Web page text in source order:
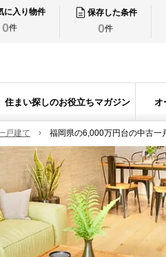
に入り物件
0件
保存した条件
0件
住まい探しのお役立ちマガジン オ
戸建て 福岡県の6,000万円台の中古一